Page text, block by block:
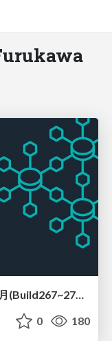
InstaNight Club #5 - 2024年 2月~4月(Build267~270) リリースご紹介 -
0 180